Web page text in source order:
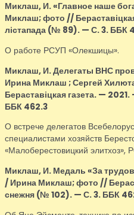
Миклаш, И.«Главное наше
Миклаш; фото //
лістапада (№ 89). — С. 3. ББК
О работе РСУП «Олекшицы».
Миклаш, И.Делегаты ВНС
Ирина Миклаш ; Сергей
Бераставіцкая газета. —
ББК 462.3
О встрече делегатов
специалистами хозяйств
«Малоберестовицкий
Миклаш, И. Медаль «За
/ Ирина Миклаш; фото //
снежня (№ 102). — С. 3. ББК